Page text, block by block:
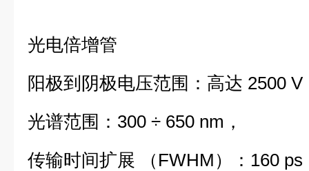
光电倍增管
阳极到阴极电压范围：高达 2500 V
光谱范围：300 ÷ 650 nm，
传输时间扩展 （FWHM）：160 ps